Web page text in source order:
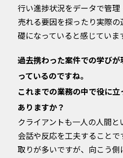
行い進捗状況をデータで管理
売れる要因を探ったり実際
礎になっていると感じていま
過去携わった案件での学び
っているのですね。
これまでの業務の中で役に
ありますか？
クライアントも一人の人間と
会話や反応を工夫することで
取りが多いですが、向こう側